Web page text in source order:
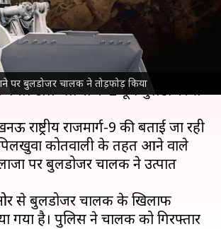
पर बुलडोजर चालक ने तोड़फोड़ किया
01:55 pm
में टोल टैक्स मांगने पर एक बुलडोजर
गया। टोल प्लाजा के 2 बूथ बुलडोजर से
राष्ट्रीय राजमार्ग-9 की बताई जा रही
पिलखुवा कोतवाली के तहत आने वाले
पर बुलडोजर चालक ने उत्पात
ओर से बुलडोजर चालक के खिलाफ
गया है। पुलिस ने चालक को गिरफ्तार